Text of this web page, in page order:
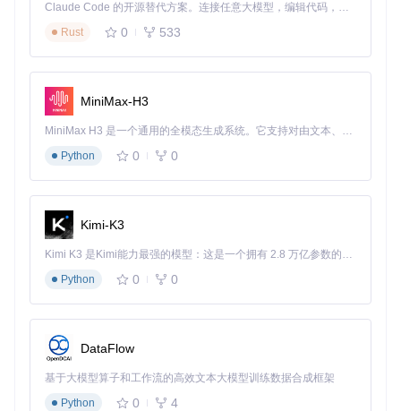
打开软件到完成识别，整个过程快到让你以为按下了快捷键。
无论是单张截图还是成百上千张图片的批量处理，Umi-OCR
零学习成本的操作界面
没有复杂的参数设置，没有晦涩的专业术语。Umi-OCR的界
面设计遵循"一看就懂，一用就会"的原则，即使是电脑新手也
能在3分钟内掌握所有核心功能。
多语言无缝切换
功能矩阵：四大模块满足全场景需求
截图OCR：一键捕捉屏幕文字
自定义快捷键启动，框选即识别
支持滚动截图，长文档轻松提取
识别结果自动复制，历史记录随时回溯
批量OCR：海量图片高效处理
Claude Code 的开源替代方案。连接任意大模型，编辑代码，运行命令，自动验证 — 全自动执行。用 Rust 构建，极致性能。 ｜ An open-source alternative to Claude Code. Connect any LLM, edit code, run commands, and verify changes — autonomously. Built in Rust for speed. Get Started
Rust
0 533
MiniMax-H3
MiniMax H3 是一个通用的全模态生成系统。它支持对由文本、图像、视频和音频组成的多模态上下文进行统一理解，并能生成分辨率高达 2K、时长可达 15 秒的带原生立体声音频的视频。得益于面向任务泛化的系统设计，H3 在预训练阶段就已具备广泛的多模态上下文理解与生成能力，能够出色地执行复杂的多模态指令。
Python
0 0
Kimi-K3
Kimi K3 是Kimi能力最强的模型：这是一个拥有 2.8 万亿参数的混合专家（MoE）模型，具备原生视觉理解能力，并支持 100 万 token 的上下文窗口。
Python
0 0
DataFlow
基于大模型算子和工作流的高效文本大模型训练数据合成框架
Python
0 4